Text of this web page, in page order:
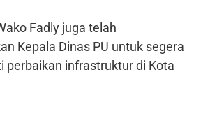
Fadly juga telah
Kepala Dinas PU untuk segera
perbaikan infrastruktur di Kota